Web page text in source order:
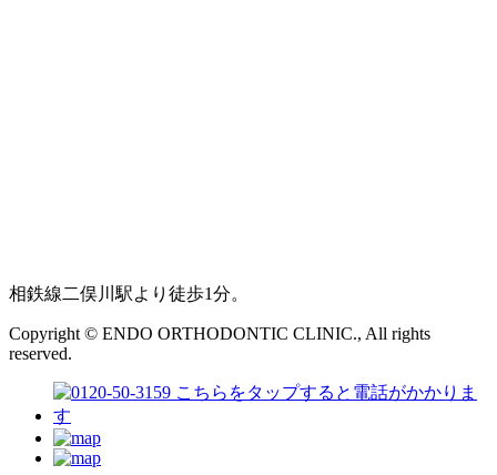
相鉄線二俣川駅より徒歩1分。
Copyright © ENDO ORTHODONTIC CLINIC., All rights
reserved.